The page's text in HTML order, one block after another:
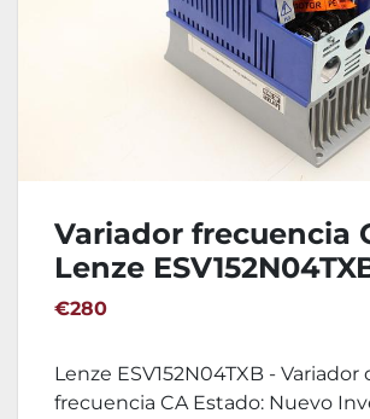
Variador frecuencia
Lenze
€280
Lenze ESV152N04TXB - Variador
frecuencia CA Estado: Nuevo